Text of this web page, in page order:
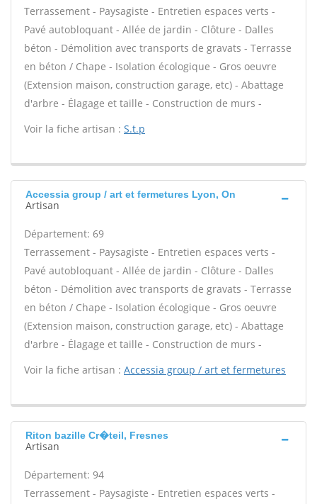
Terrassement - Paysagiste - Entretien espaces verts -
Pavé autobloquant - Allée de jardin - Clôture - Dalles
béton - Démolition avec transports de gravats - Terrasse
en béton / Chape - Isolation écologique - Gros oeuvre
(Extension maison, construction garage, etc) - Abattage
d'arbre - Élagage et taille - Construction de murs -
Voir la fiche artisan : S.t.p
Accessia group / art et fermetures Lyon, On
Artisan
Département: 69
Terrassement - Paysagiste - Entretien espaces verts -
Pavé autobloquant - Allée de jardin - Clôture - Dalles
béton - Démolition avec transports de gravats - Terrasse
en béton / Chape - Isolation écologique - Gros oeuvre
(Extension maison, construction garage, etc) - Abattage
d'arbre - Élagage et taille - Construction de murs -
Voir la fiche artisan : Accessia group / art et fermetures
Riton bazille Cr�teil, Fresnes
Artisan
Département: 94
Terrassement - Paysagiste - Entretien espaces verts -